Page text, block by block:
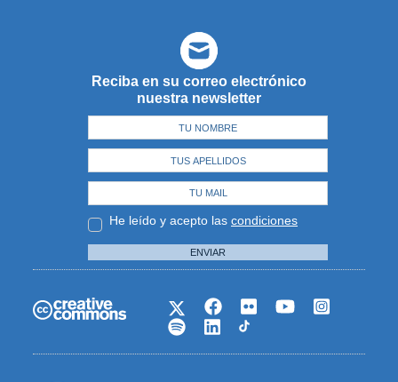
Reciba en su correo electrónico
nuestra newsletter
He leído y acepto las condiciones
ENVIAR